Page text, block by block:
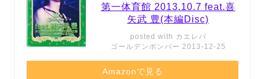
第一体育館 2013.10.7 feat.喜
矢武 豊(本編Disc)
posted with カエレバ
ゴールデンボンバー 2013-12-25
Amazonで見る